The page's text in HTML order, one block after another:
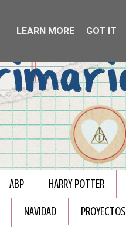
ABP HARRY POTTER
NAVIDAD PROYECTOS
LEARN MORE GOT IT